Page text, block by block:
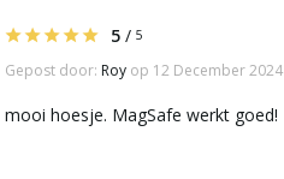
5 /5
Gepost door: Roy op 12 December 2024
mooi hoesje. MagSafe werkt goed!